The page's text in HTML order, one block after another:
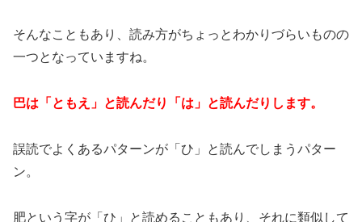
そんなこともあり、読み方がちょっとわかりづらいものの
一つとなっていますね。
巴は「ともえ」と読んだり「は」と読んだりします。
誤読でよくあるパターンが「ひ」と読んでしまうパター
ン。
肥という字が「ひ」と読めることもあり、それに類似して